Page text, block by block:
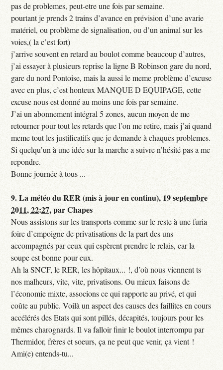
pas de problemes, peut-etre une fois par semaine.
pourtant je prends 2 trains d’avance en prévision d’une avarie
matériel, ou problème de signalisation, ou d’un animal sur les
voies,( la c’est fort)
j’arrive souvent en retard au boulot comme beaucoup d’autres,
j’ai essayer à plusieurs reprise la ligne B Robinson gare du nord,
gare du nord Pontoise, mais la aussi le meme problème d’excuse
avec en plus, c’est honteux MANQUE D EQUIPAGE, cette
excuse nous est donné au moins une fois par semaine.
J’ai un abonnement intégral 5 zones, aucun moyen de me
retourner pour tout les retards que l’on me retire, mais j’ai quand
meme tout les justificatifs que je demande à chaques problemes.
Si quelqu’un à une idée sur la marche a suivre n’hésité pas a me
repondre.
Bonne journée à tous ...
9.La météo du RER (mis à jour en continu), 19 septembre
2011, 22:27,parChapes
Nous assistons sur les transports comme sur le reste à une furia
foire d’empoigne de privatisations de la part des uns
accompagnés par ceux qui espèrent prendre le relais, car la
soupe est bonne pour eux.
Ah la SNCF, le RER, les hôpitaux... !, d’où nous viennent ts
nos malheurs, vite, vite, privatisons. Ou mieux faisons de
l’économie mixte, associons ce qui rapporte au privé, et qui
coûte au public. Voilà un aspect des causes des faillites en cours
accélérés des Etats qui sont pillés, décapités, toujours pour les
mêmes charognards. Il va falloir finir le boulot interrompu par
Thermidor, frères et soeurs, ça ne peut que venir, ça vient !
Ami(e) entends-tu...